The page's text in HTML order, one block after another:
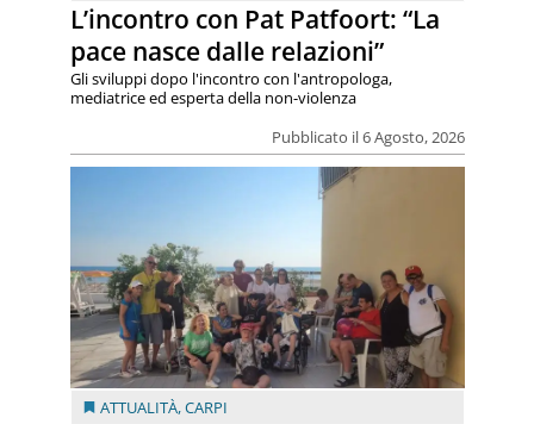
L’incontro con Pat Patfoort: “La
pace nasce dalle relazioni”
Pubblicato il 6 Agosto, 2026
Gli sviluppi dopo l'incontro con l'antropologa,
mediatrice ed esperta della non-violenza
ATTUALITÀ,CARPI